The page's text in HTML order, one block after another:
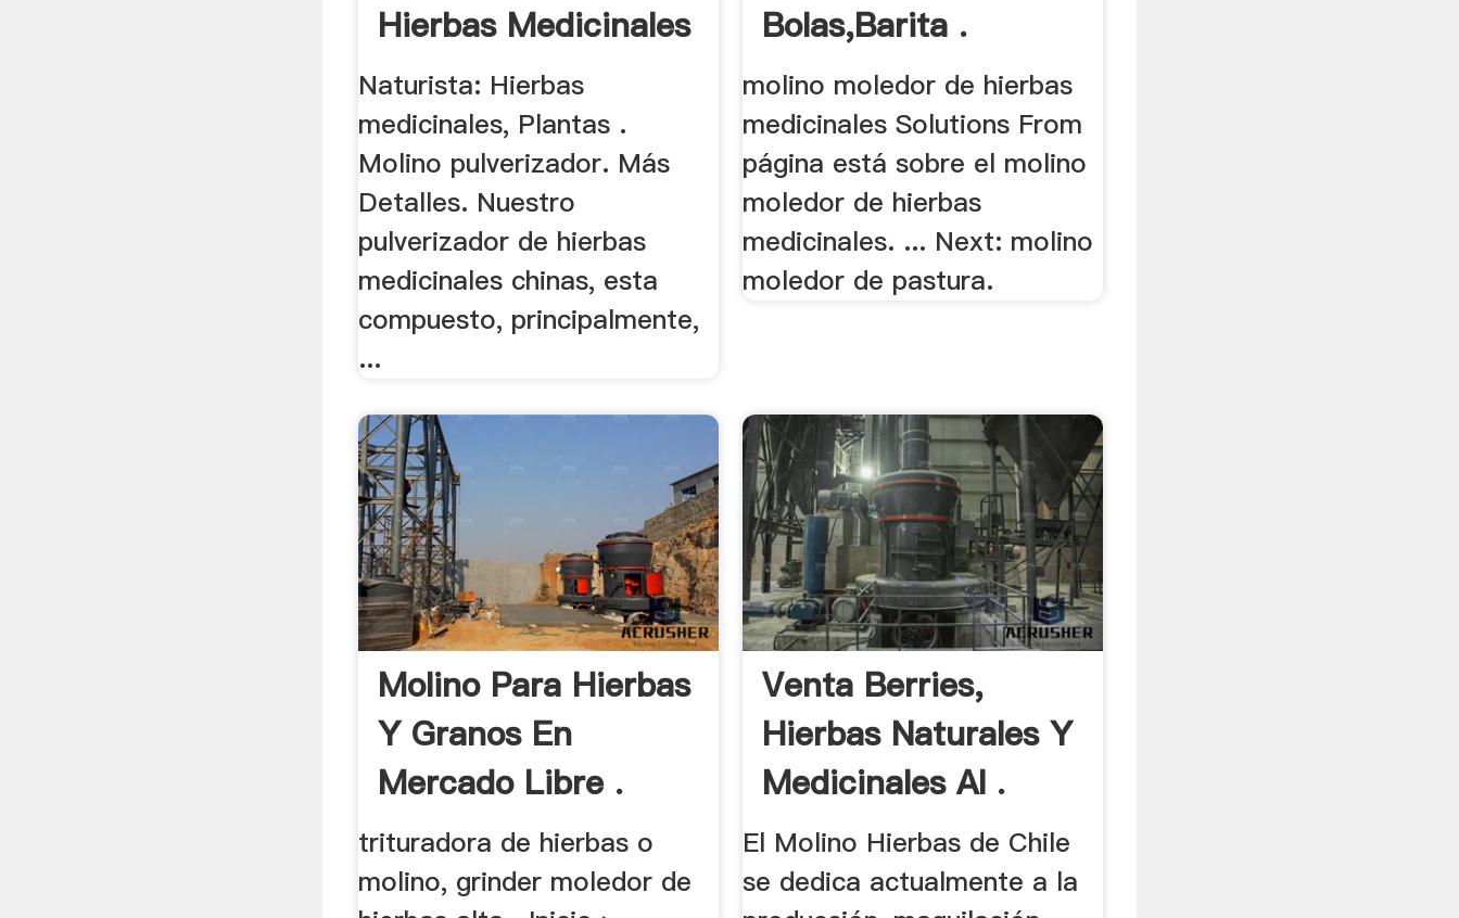
Hierbas Medicinales
Naturista: Hierbas
medicinales, Plantas .
Molino pulverizador. Más
Detalles. Nuestro
pulverizador de hierbas
medicinales chinas, esta
compuesto, principalmente,
...
Bolas,Barita .
molino moledor de hierbas
medicinales Solutions From
página está sobre el molino
moledor de hierbas
medicinales. ... Next: molino
moledor de pastura.
Molino Para Hierbas
Y Granos En
Mercado Libre .
trituradora de hierbas o
molino, grinder moledor de
Venta Berries,
Hierbas Naturales Y
Medicinales Al .
El Molino Hierbas de Chile
se dedica actualmente a la